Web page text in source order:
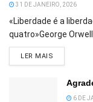
31 DE JANEIRO, 2026
«Liberdade é a
quatro»George
LER MAIS
6 DE